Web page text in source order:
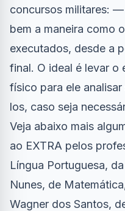
concursos militares:
bem a maneira como
executados, desde a
final. O ideal é levar o
físico para ele
los, caso seja
Veja abaixo mais
ao EXTRA pelos
Língua Portuguesa,
Nunes, de
Wagner dos Santos,